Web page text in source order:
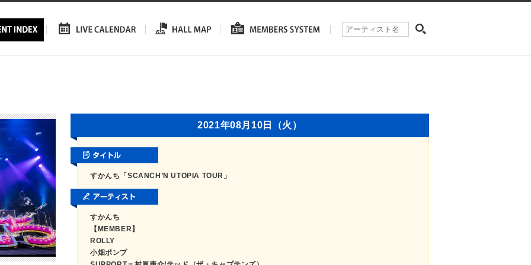
2021年08月10日（火）
すかんち「SCANCH’N UTOPIA TOUR」
すかんち
【MEMBER】
ROLLY
小畑ポンプ